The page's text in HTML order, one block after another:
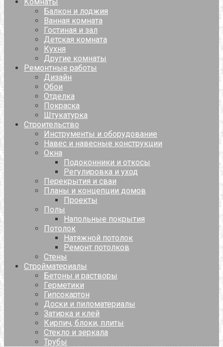
Балкон и лоджия
Ванная комната
Гостиная и зал
Детская комната
Кухня
Другие комнаты
Ремонтные работы
Дизайн
Обои
Отделка
Покраска
Штукатурка
Строительство
Инструменты и оборудование
Навес и навесные конструкции
Окна
Подоконники и откосы
Регулировка и уход
Перекрытия и сваи
Планы и концепции домов
Проекты
Полы
Напольные покрытия
Потолок
Натяжной потолок
Ремонт потолков
Стены
Стройматериалы
Бетоны и растворы
Герметики
Гипсокартон
Доски и пиломатериалы
Затирка и клей
Кирпич, блоки, плиты
Стекло и зеркала
Трубы